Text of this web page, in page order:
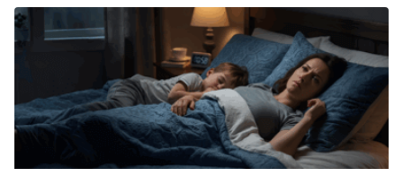
Martínez Ariza, Leticia. (2016). Cetoacidosis Diabética en
niños. Artículo perteneciente a la Asociación Colombiana
de Endocrinología, Diabetes y Metabolismo.